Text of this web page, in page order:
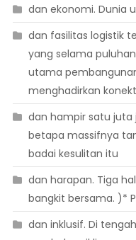
dan ekonomi. Dunia
dan fasilitas logistik
yang selama
utama
menghadirkan
dan hampir satu juta
betapa massifnya
badai kesulitan itu
dan harapan. Tiga
bangkit bersama. )*
dan inklusif. Di